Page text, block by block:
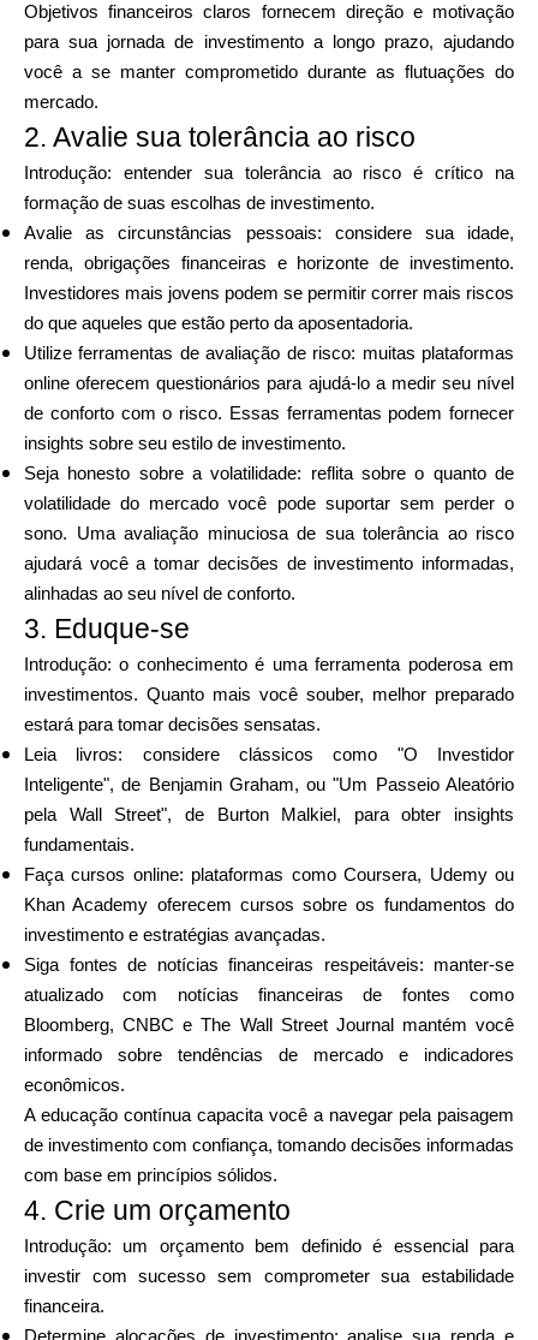
Objetivos financeiros claros fornecem direção e motivação
para sua jornada de investimento a longo prazo, ajudando
você a se manter comprometido durante as flutuações do
mercado.
2. Avalie sua tolerância ao risco
Introdução: entender sua tolerância ao risco é crítico na
formação de suas escolhas de investimento.
Avalie as circunstâncias pessoais: considere sua idade,
renda, obrigações financeiras e horizonte de investimento.
Investidores mais jovens podem se permitir correr mais riscos
do que aqueles que estão perto da aposentadoria.
Utilize ferramentas de avaliação de risco: muitas plataformas
online oferecem questionários para ajudá-lo a medir seu nível
de conforto com o risco. Essas ferramentas podem fornecer
insights sobre seu estilo de investimento.
Seja honesto sobre a volatilidade: reflita sobre o quanto de
volatilidade do mercado você pode suportar sem perder o
sono. Uma avaliação minuciosa de sua tolerância ao risco
ajudará você a tomar decisões de investimento informadas,
alinhadas ao seu nível de conforto.
3. Eduque-se
Introdução: o conhecimento é uma ferramenta poderosa em
investimentos. Quanto mais você souber, melhor preparado
estará para tomar decisões sensatas.
Leia livros: considere clássicos como "O Investidor
Inteligente", de Benjamin Graham, ou "Um Passeio Aleatório
pela Wall Street", de Burton Malkiel, para obter insights
fundamentais.
Faça cursos online: plataformas como Coursera, Udemy ou
Khan Academy oferecem cursos sobre os fundamentos do
investimento e estratégias avançadas.
Siga fontes de notícias financeiras respeitáveis: manter-se
atualizado com notícias financeiras de fontes como
Bloomberg, CNBC e The Wall Street Journal mantém você
informado sobre tendências de mercado e indicadores
econômicos.
A educação contínua capacita você a navegar pela paisagem
de investimento com confiança, tomando decisões informadas
com base em princípios sólidos.
4. Crie um orçamento
Introdução: um orçamento bem definido é essencial para
investir com sucesso sem comprometer sua estabilidade
financeira.